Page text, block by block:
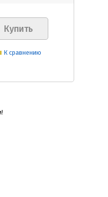
К сравнению